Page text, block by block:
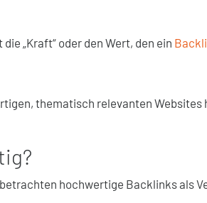
„Kraft“ oder den Wert, den ein
thematisch relevanten Websites
betrachten hochwertige Backlinks als